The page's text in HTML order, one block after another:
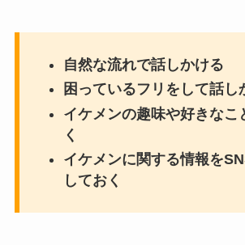
自然な流れで話しかける
困っているフリをして話し
イケメンの趣味や好きなこ
く
イケメンに関する情報を
しておく